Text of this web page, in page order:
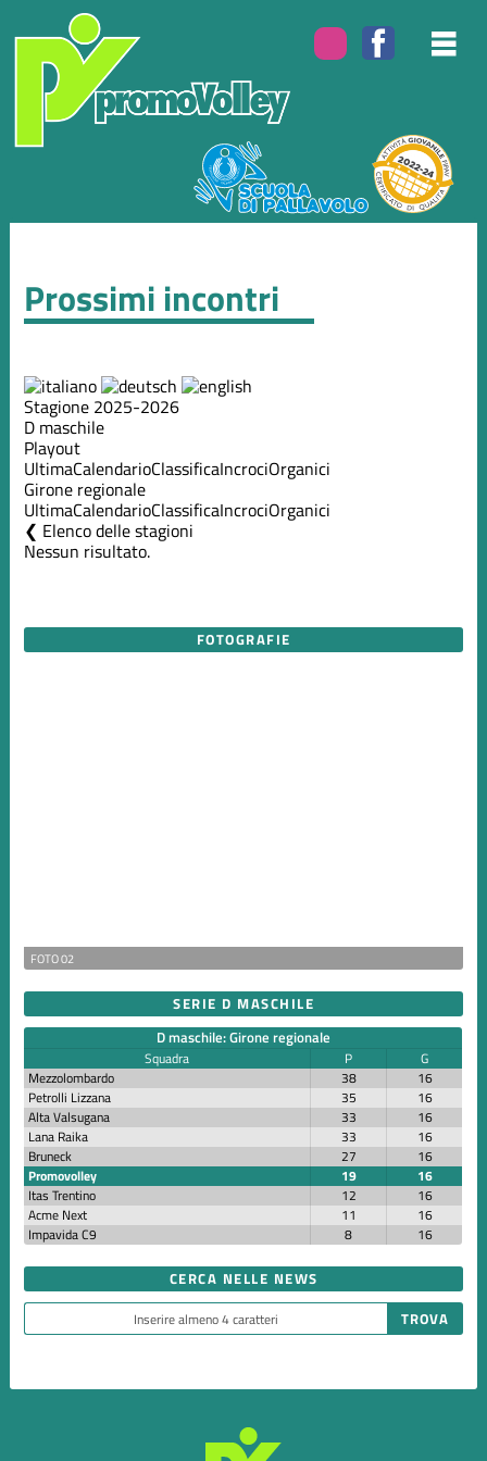
Prossimi incontri
Stagione 2025-2026
D maschile
Playout
UltimaCalendarioClassificaIncrociOrganici
Girone regionale
UltimaCalendarioClassificaIncrociOrganici
Elenco delle stagioni
Nessun risultato.
FOTOGRAFIE
FOTO 02
SERIE D MASCHILE
D maschile: Girone regionale
Squadra P
G
Mezzolombardo
38
16
Petrolli Lizzana
35
16
Alta Valsugana
33
16
Lana Raika
33
16
Bruneck
27
16
Promovolley
19
16
Itas Trentino
12
16
Acme Next
11
16
Impavida C9
8 16
CERCA NELLE NEWS